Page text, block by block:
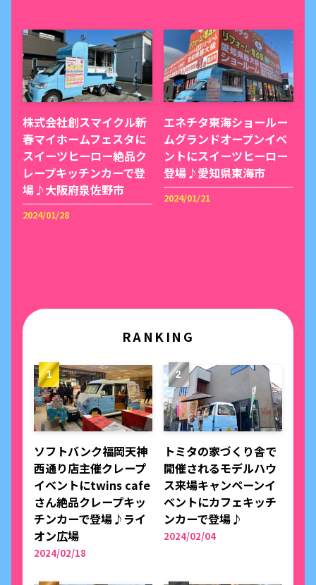
株式会社創スマイクル新
春マイホームフェスタに
スイーツヒーロー絶品ク
レープキッチンカーで登
場♪大阪府泉佐野市
2024/01/28
エネチタ東海ショールー
ムグランドオープンイベ
ントにスイーツヒーロー
登場♪愛知県東海市
2024/01/21
RANKING
ソフトバンク福岡天神
西通り店主催クレープ
イベントにtwins cafe
さん絶品クレープキッ
チンカーで登場♪ライ
オン広場
2024/02/18
トミタの家づくり舎で
開催されるモデルハウ
ス来場キャンペーンイ
ベントにカフェキッチ
ンカーで登場♪
2024/02/04